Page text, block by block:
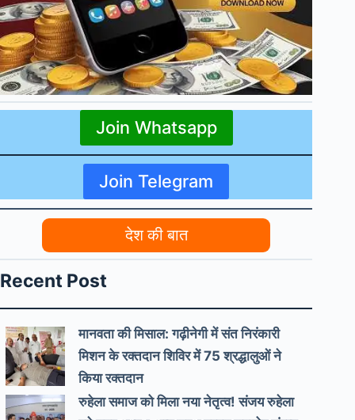
Join Whatsapp
Join Telegram
देश की बात
Recent Post
मानवता की मिसाल: गढ़ीनेगी में संत निरंकारी
मिशन के रक्तदान शिविर में 75 श्रद्धालुओं ने
किया रक्तदान
रुहेला समाज को मिला नया नेतृत्व! संजय रुहेला